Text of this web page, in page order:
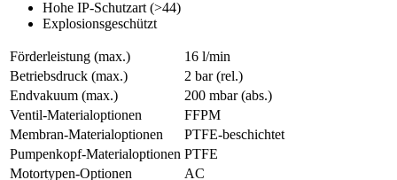
Hohe IP-Schutzart (>44)
Explosionsgeschützt
Förderleistung (max.)
16 l/min
Betriebsdruck (max.)
2 bar (rel.)
Endvakuum (max.)
200 mbar (abs.)
Ventil-Materialoptionen
FFPM
Membran-Materialoptionen
PTFE-beschichtet
Pumpenkopf‑Materialoptionen PTFE
Motortypen-Optionen
AC